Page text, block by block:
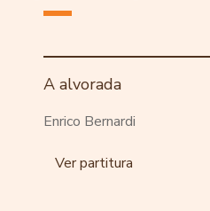
A alvorada
Enrico Bernardi
Ver partitura